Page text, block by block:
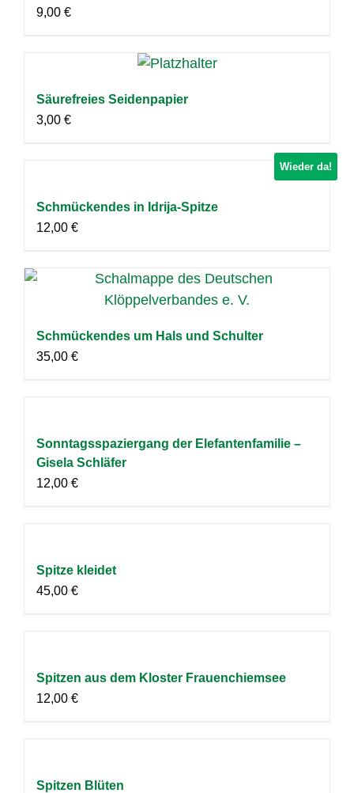
9,00 €
Säurefreies Seidenpapier
3,00 €
Wieder da!
Schmückendes in Idrija-Spitze
12,00 €
Schmückendes um Hals und Schulter
35,00 €
Sonntagsspaziergang der Elefantenfamilie –
Gisela Schläfer
12,00 €
Spitze kleidet
45,00 €
Spitzen aus dem Kloster Frauenchiemsee
12,00 €
Spitzen Blüten